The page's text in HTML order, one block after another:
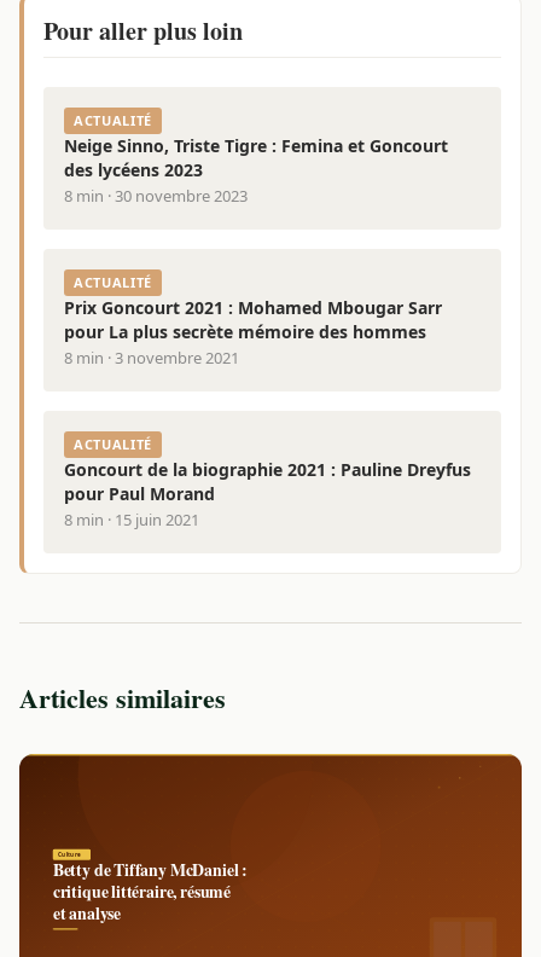
Pour aller plus loin
ACTUALITÉ
Neige Sinno, Triste Tigre : Femina et Goncourt
des lycéens 2023
8 min · 30 novembre 2023
ACTUALITÉ
Prix Goncourt 2021 : Mohamed Mbougar Sarr
pour La plus secrète mémoire des hommes
8 min · 3 novembre 2021
ACTUALITÉ
Goncourt de la biographie 2021 : Pauline Dreyfus
pour Paul Morand
8 min · 15 juin 2021
Articles similaires